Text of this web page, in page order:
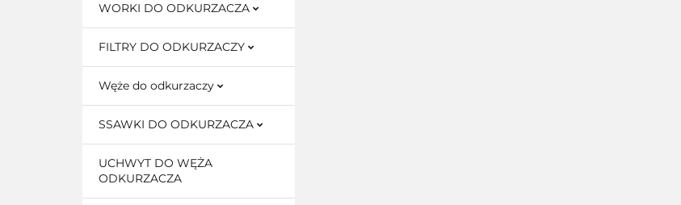
WORKI DO ODKURZACZA
FILTRY DO ODKURZACZY
Węże do odkurzaczy
SSAWKI DO ODKURZACZA
UCHWYT DO WĘŻA
ODKURZACZA